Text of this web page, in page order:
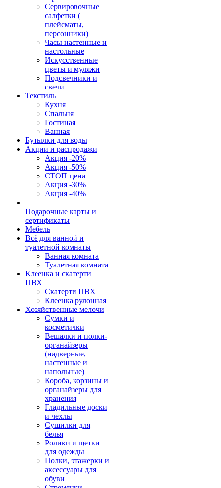
Сервировочные
салфетки (
плейсматы,
персонники)
Часы настенные и
настольные
Искусственные
цветы и муляжи
Подсвечники и
свечи
Текстиль
Кухня
Спальня
Гостиная
Ванная
Бутылки для воды
Акции и распродажи
Акция -20%
Акция -50%
СТОП-цена
Акция -30%
Акция -40%
Подарочные карты и
сертификаты
Мебель
Всё для ванной и
туалетной комнаты
Ванная комната
Туалетная комната
Клеенка и скатерти
ПВХ
Скатерти ПВХ
Клеенка рулонная
Хозяйственные мелочи
Сумки и
косметички
Вешалки и полки-
органайзеры
(надверные,
настенные и
напольные)
Короба, корзины и
органайзеры для
хранения
Гладильные доски
и чехлы
Сушилки для
белья
Ролики и щетки
для одежды
Полки, этажерки и
аксессуары для
обуви